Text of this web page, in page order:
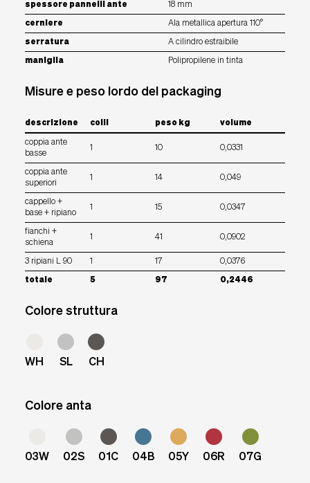
spessore pannelli ante 18 mm
cerniere Ala metallica apertura 110°
serratura A cilindro estraibile
maniglia Polipropilene in tinta
Misure e peso lordo del packaging
descrizione colli peso kg volume
coppia ante
basse
10 0,0331
coppia ante
superiori
14 0,049
cappello +
base + ripiano
15 0,0347
fianchi +
schiena
41 0,0902
3 ripiani L 90 17 0,0376
totale 5 97 0,2446
Colore struttura
WH SL CH
Colore anta
03W 02S 01C 04B 05Y 06R 07G